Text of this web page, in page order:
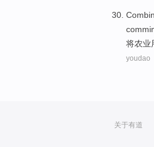
将农业
youdao
关于有道